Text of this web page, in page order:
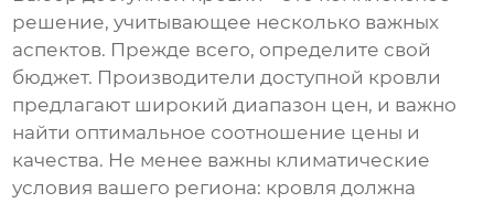
решение, учитывающее несколько важных
аспектов. Прежде всего, определите свой
бюджет. Производители доступной кровли
предлагают широкий диапазон цен, и важно
найти оптимальное соотношение цены и
качества. Не менее важны климатические
условия вашего региона: кровля должна